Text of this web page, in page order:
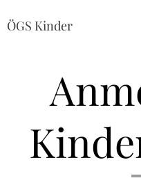
ÖGS Kinder